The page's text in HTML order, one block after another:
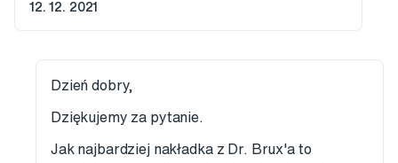
12. 12. 2021
Dzień dobry,
Dziękujemy za pytanie.
Jak najbardziej nakładka z Dr. Brux'a to